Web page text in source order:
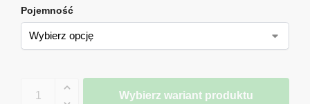
Pojemność
Wybierz wariant produktu